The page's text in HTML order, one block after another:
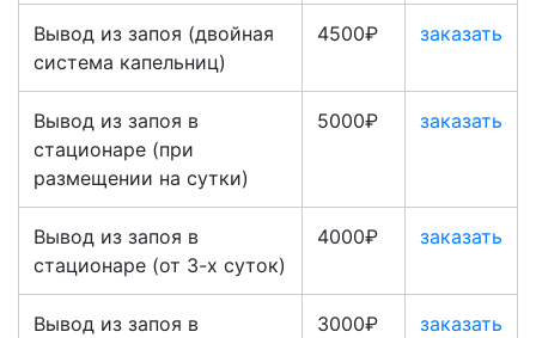
Вывод из запоя (двойная
система капельниц)
4500₽ заказать
Вывод из запоя в
стационаре (при
размещении на сутки)
5000₽ заказать
Вывод из запоя в
стационаре (от 3-х суток)
4000₽ заказать
Вывод из запоя в
3000₽ заказать